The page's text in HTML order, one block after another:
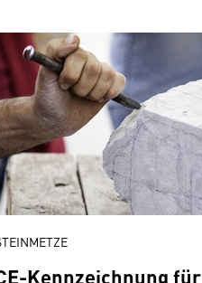
Kennzeichnung für